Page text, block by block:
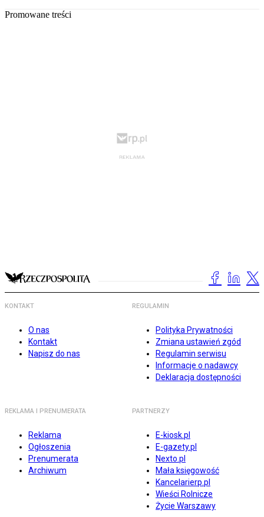
Promowane treści
KONTAKT
O nas
Kontakt
Napisz do nas
REGULAMIN
Polityka Prywatności
Zmiana ustawień zgód
Regulamin serwisu
Informacje o nadawcy
Deklaracja dostępności
REKLAMA I PRENUMERATA
Reklama
Ogłoszenia
Prenumerata
Archiwum
PARTNERZY
E-kiosk.pl
E-gazety.pl
Nexto.pl
Mała księgowość
Kancelarierp.pl
Wieści Rolnicze
Życie Warszawy